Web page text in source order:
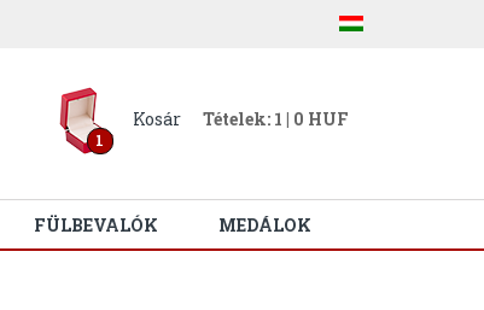
1
Kosár Tételek: 1 | 0 HUF
FÜLBEVALÓK MEDÁLOK